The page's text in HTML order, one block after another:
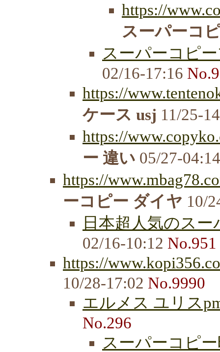
https://
スーパーコ
スーパーコピ
02/16-17:16
https://
ケース usj 11/25-
https://
ー 違い 05/27-
https://
ーコピー ダイヤ 10/
日本超人気のス
02/16-10:12 No.951
https://
10/28-17:02 No.9990
エルメス ユリス
No.296
スーパーコピ